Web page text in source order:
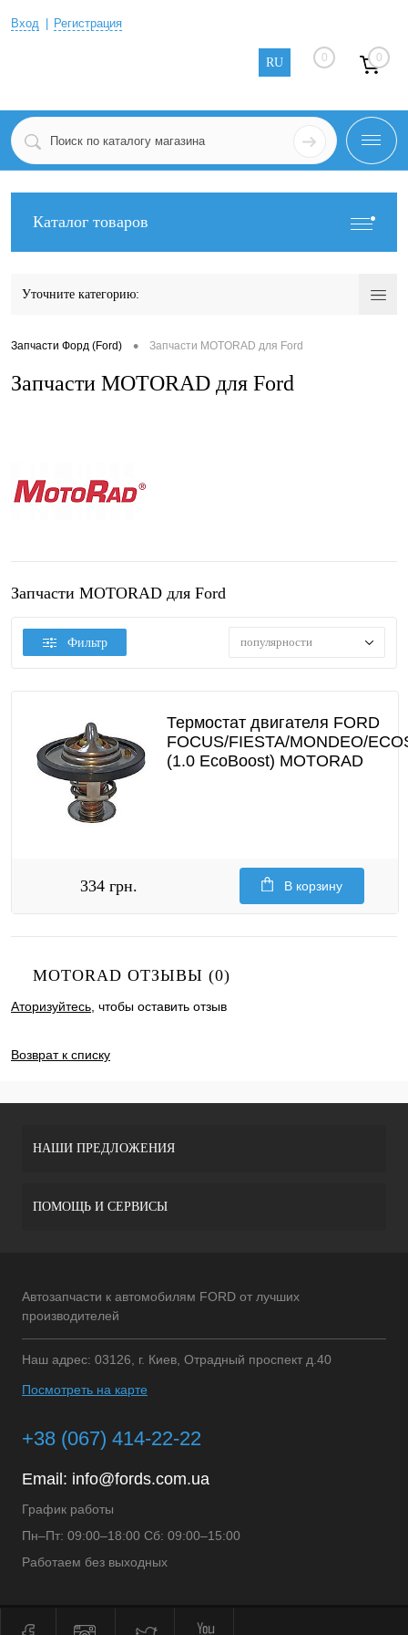
Вход Регистрация
RU 0 0
Каталог товаров
Уточните категорию:
Запчасти Форд (Ford) • Запчасти MOTORAD для Ford
Запчасти MOTORAD для Ford
Запчасти MOTORAD для Ford
Фильтр популярности
Термостат двигателя FORD
FOCUS/FIESTA/MONDEO/
(1.0 EcoBoost) MOTORAD
334 грн. В корзину
MOTORAD ОТЗЫВЫ (0)
Аторизуйтесь , чтобы оставить отзыв
Возврат к списку
НАШИ ПРЕДЛОЖЕНИЯ
ПОМОЩЬ И СЕРВИСЫ
Автозапчасти к автомобилям FORD от лучших
производителей
Наш адрес: 03126, г. Киев, Отрадный проспект д.40
Посмотреть на карте
+38 (067) 414-22-22
Email: info@fords.com.ua
График работы
Пн–Пт: 09:00–18:00 Сб: 09:00–15:00
Работаем без выходных